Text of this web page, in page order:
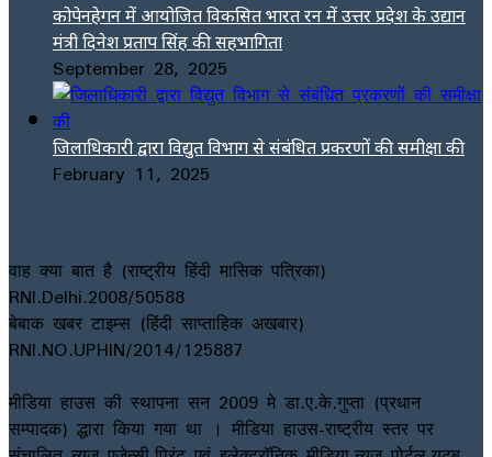
कोपेनहेगन में आयोजित विकसित भारत रन में उत्तर प्रदेश के उद्यान
मंत्री दिनेश प्रताप सिंह की सहभागिता
September 28, 2025
जिलाधिकारी द्वारा विद्युत विभाग से संबंधित प्रकरणों की समीक्षा की
February 11, 2025
वाह क्या बात है (राष्ट्रीय हिंदी मासिक पत्रिका)
RNI.Delhi.2008/50588
बेबाक खबर टाइम्स (हिंदी साप्ताहिक अखबार)
RNI.NO.UPHIN/2014/125887
मीडिया हाउस की स्थापना सन 2009 मे डा.ए.के.गुप्ता (प्रधान
सम्पादक) द्धारा किया गया था । मीडिया हाउस-राष्ट्रीय स्तर पर